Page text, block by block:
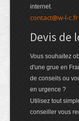
internet.
contact@w-l-c.fr
Devis de
Vous souhaitez
d'une grue en
de conseils ou
en urgence ?
Utilisez tout
conseiller vous